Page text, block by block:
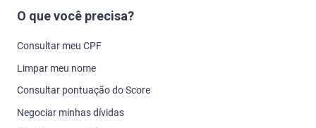
O que você precisa?
Consultar meu CPF
Limpar meu nome
Consultar pontuação do Score
Negociar minhas dívidas